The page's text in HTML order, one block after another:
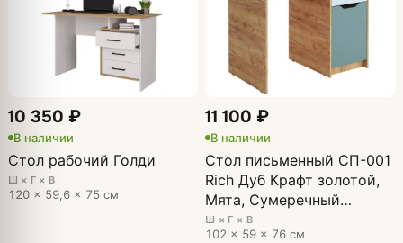
10 350 ₽
В наличии
Стол рабочий Голди
Ш × Г × В
120 × 59,6 × 75 см
11 100 ₽
В наличии
Стол письменный СП-001
Rich Дуб Крафт золотой,
Мята, Сумеречный
голубой
Ш × Г × В
102 × 59 × 76 см